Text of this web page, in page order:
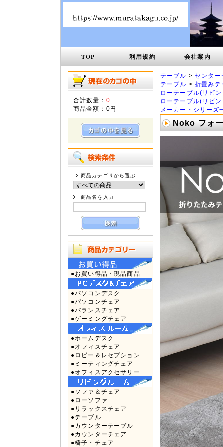
TOP 利用規約 会社案内
合計数量： 0
商品金額： 0円
商品カテゴリから選ぶ
商品名を入力
●お買い得品・現品商品
●パソコンデスク
●パソコンチェア
●バランスチェア
●ゲーミングチェア
●ホームデスク
●オフィスチェア
●ロビー＆レセプション
●ミーティングチェア
●オフィスアクセサリー
●ソファ＆チェア
●ローソファ
●リラックスチェア
●テーブル
●カウンターテーブル
●カウンターチェア
●椅子・チェア
テーブル >センター
テーブル >折畳みテ
ローテーブル(リビ
ローテーブル(リビ
メーカー・シリーズ
Noko フォ